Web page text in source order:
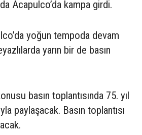
Acapulco’da kampa girdi.
yoğun tempoda devam
yarın bir de basın
basın toplantısında 75. yıl
paylaşacak. Basın toplantısı